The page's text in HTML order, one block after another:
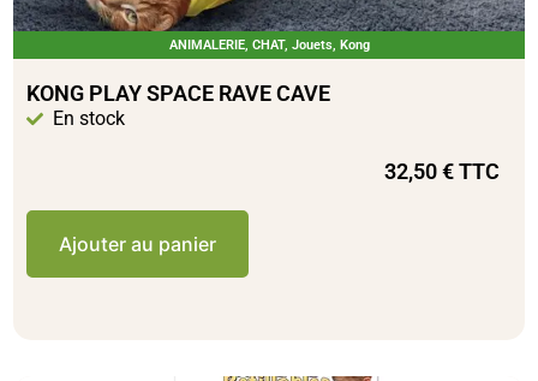
ANIMALERIE, CHAT, Jouets, Kong
KONG PLAY SPACE RAVE CAVE
En stock
32,50€TTC
Ajouter au panier